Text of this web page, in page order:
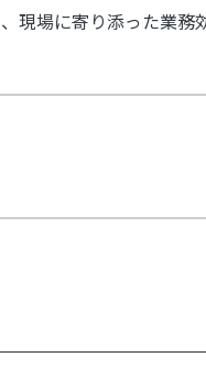
現場に寄り添った業務